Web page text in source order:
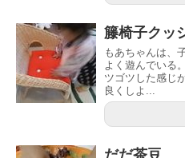
籐椅子クッ
もあちゃんは、
よく遊んでいる
ツゴツした感じ
良くしよ...
だだ茶豆